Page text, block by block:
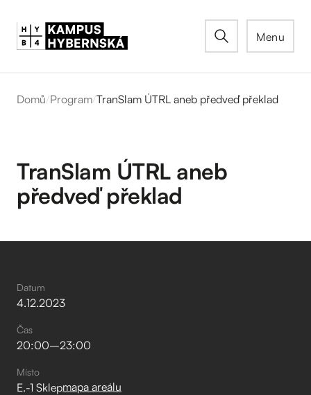
Menu
Domů/Program/TranSlam ÚTRL aneb předveď překlad
TranSlam ÚTRL aneb
předveď překlad
Datum
4.12.2023
Čas
20:00–⁠23:00
Místo
E.-1 Sklepmapa areálu